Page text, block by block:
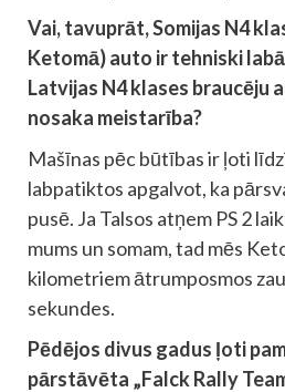
Vai, tavuprāt, Somijas N4
Ketomā) auto ir tehniski
Latvijas N4 klases braucēju
nosaka meistarība?
Mašīnas pēc būtības ir ļoti
labpatiktos apgalvot, ka
pusē. Ja Talsos atņem PS 2
mums un somam, tad mēs
kilometriem ātrumposmos
sekundes.
Pēdējos divus gadus ļoti
pārstāvēta „Falck Rally